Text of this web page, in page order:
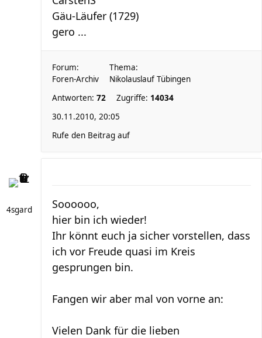
Gäu-Läufer (1729)
gero ...
Forum:
Foren-Archiv
Thema:
Nikolauslauf Tübingen
Antworten: 72 Zugriffe: 14034
30.11.2010, 20:05
Rufe den Beitrag auf
4sgard
Soooooo,
hier bin ich wieder!
Ihr könnt euch ja sicher vorstellen, dass
ich vor Freude quasi im Kreis
gesprungen bin.
Fangen wir aber mal von vorne an:
Vielen Dank für die lieben